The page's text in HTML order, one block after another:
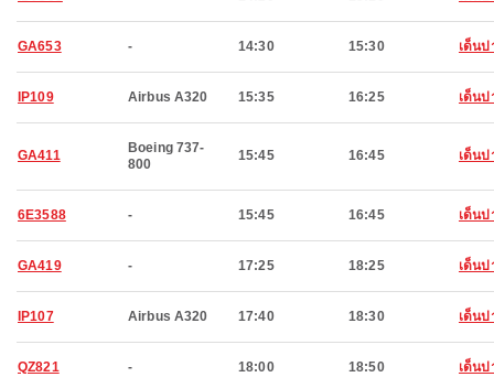
GA653 - 14:30 15:30 เด็นป
IP109 Airbus A320 15:35 16:25 เด็นป
GA411
Boeing 737-
800
15:45 16:45 เด็นป
6E3588 - 15:45 16:45 เด็นป
GA419 - 17:25 18:25 เด็นป
IP107 Airbus A320 17:40 18:30 เด็นป
QZ821 - 18:00 18:50 เด็นป